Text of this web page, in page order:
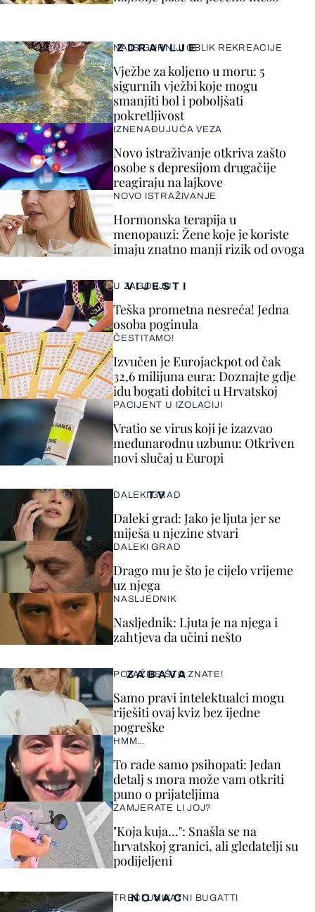
VIJESTI
U ZAGORJU
Teška prometna nesreća! Jedna
osoba poginula
ČESTITAMO!
Izvučen je Eurojackpot od čak
32,6 milijuna eura: Doznajte gdje
idu bogati dobitci u Hrvatskoj
PACIJENT U IZOLACIJI
Vratio se virus koji je izazvao
međunarodnu uzbunu: Otkriven
novi slučaj u Europi
ZDRAVLJE
NAJSIGURNIJI OBLIK REKREACIJE
Vježbe za koljeno u moru: 5
sigurnih vježbi koje mogu
smanjiti bol i poboljšati
pokretljivost
IZNENAĐUJUĆA VEZA
Novo istraživanje otkriva zašto
osobe s depresijom drugačije
reagiraju na lajkove
NOVO ISTRAŽIVANJE
Hormonska terapija u
menopauzi: Žene koje je koriste
imaju znatno manji rizik od ovoga
ZABAVA
POKAŽITE ŠTO ZNATE!
Samo pravi intelektualci mogu
riješiti ovaj kviz bez ijedne
pogreške
HMM…
To rade samo psihopati: Jedan
detalj s mora može vam otkriti
puno o prijateljima
ZAMJERATE LI JOJ?
"Koja kuja…": Snašla se na
hrvatskoj granici, ali gledatelji su
podijeljeni
TV
DALEKI GRAD
Daleki grad: Jako je ljuta jer se
miješa u njezine stvari
DALEKI GRAD
Drago mu je što je cijelo vrijeme
uz njega
NASLJEDNIK
Nasljednik: Ljuta je na njega i
zahtjeva da učini nešto
NOVAC
TREĆI UNIKATNI BUGATTI